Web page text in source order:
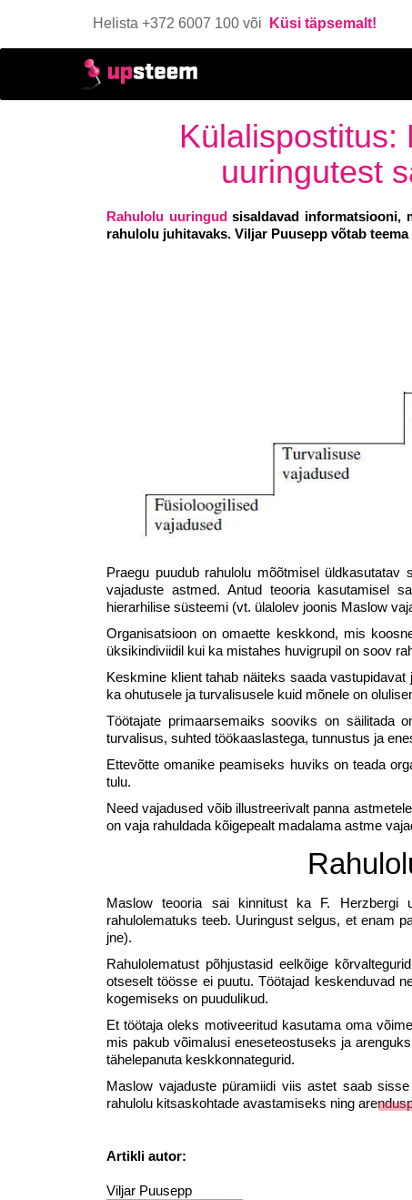
Helista +372 6007 100 või Küsi täpsemalt!
Külalispostitus:
uuringutest
Rahulolu uuringudsisaldavad informatsiooni,
rahulolu juhitavaks. Viljar Puusepp võtab
Praegu puudub rahulolu mõõtmisel
vajaduste astmed. Antud teooria kasutamisel
hierarhilise süsteemi (vt. ülalolev joonis Maslow
Organisatsioon on omaette keskkond, mis
üksikindiviidil kui ka mistahes huvigrupil on soov
Keskmine klient tahab näiteks saada
ka ohutusele ja turvalisusele kuid mõnele on
Töötajate primaarsemaiks sooviks on säilitada
turvalisus, suhted töökaaslastega, tunnustus ja
Ettevõtte omanike peamiseks huviks on teada
tulu.
Need vajadused võib illustreerivalt panna
on vaja rahuldada kõigepealt madalama astme
Maslow teooria sai kinnitust ka F. Herzbergi
rahulolematuks teeb. Uuringust selgus, et enam
jne).
Rahulolematust põhjustasid eelkõige
otseselt töösse ei puutu. Töötajad keskenduvad
kogemiseks on puudulikud.
Et töötaja oleks motiveeritud kasutama oma
mis pakub võimalusi eneseteostuseks ja
tähelepanuta keskkonnategurid.
Maslow vajaduste püramiidi viis astet saab
rahulolu kitsaskohtade avastamiseks ning
Artikli autor:
Viljar Puusepp